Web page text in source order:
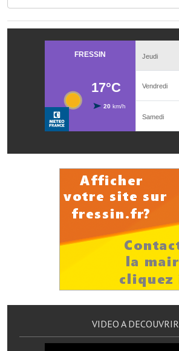
Le club de l'amitié
Le comité des fêtes
Le foyer de la Planquette
L'association des anciens combattants
Village sportif
L'US Crequy Fressin
La société de chasse
La société de pêche
Les foulées Fressinoises
Le calendrier annuel
VIDEO A DECOUVRIR